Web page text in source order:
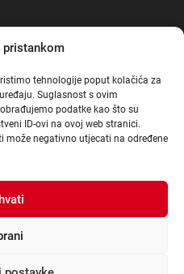
pristankom
tehnologije poput kolačića za
Suglasnost s ovim
podatke kao što su
ID-ovi na ovoj web stranici.
može negativno utjecati na određene